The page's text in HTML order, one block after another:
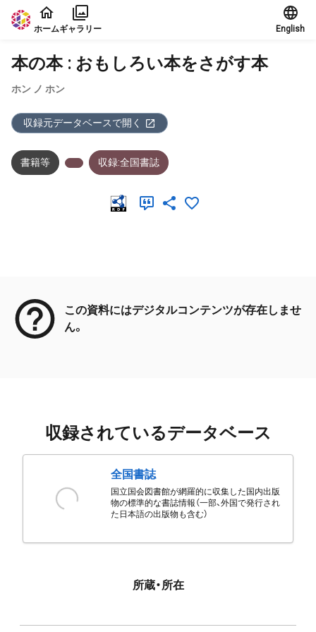
本文に飛ぶ
ホームギャラリー English
本の本 : おもしろい本をさがす本
ホン ノ ホン
収録元データベースで開く
書籍等 収録:全国書誌
この資料にはデジタルコンテンツが存在しませ
ん。
収録されているデータベース
全国書誌
国立国会図書館が網羅的に収集した国内出版
物の標準的な書誌情報（一部、外国で発行され
た日本語の出版物も含む）
所蔵・所在